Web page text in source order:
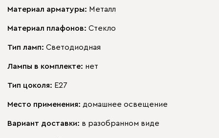
Материал арматуры: Металл
Материал плафонов: Стекло
Тип ламп: Светодиодная
Лампы в комплекте: нет
Тип цоколя: E27
Место применения: домашнее освещение
Вариант доставки: в разобранном виде